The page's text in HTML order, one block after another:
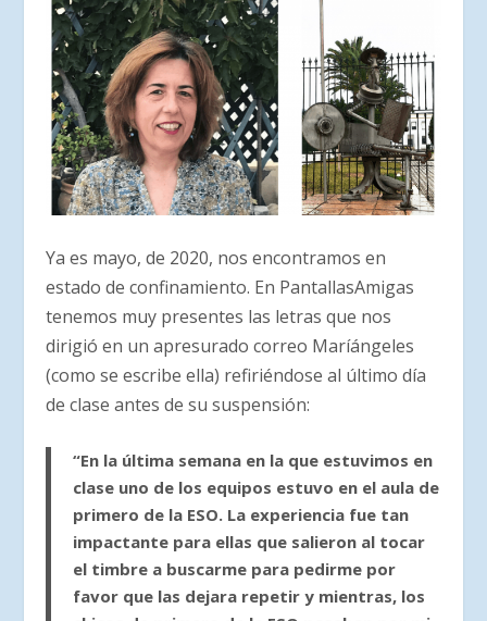
Ya es mayo, de 2020, nos encontramos en
estado de confinamiento. En PantallasAmigas
tenemos muy presentes las letras que nos
dirigió en un apresurado correo Maríángeles
(como se escribe ella) refiriéndose al último día
de clase antes de su suspensión:
“En la última semana en la que estuvimos en
clase uno de los equipos estuvo en el aula de
primero de la ESO. La experiencia fue tan
impactante para ellas que salieron al tocar
el timbre a buscarme para pedirme por
favor que las dejara repetir y mientras, los